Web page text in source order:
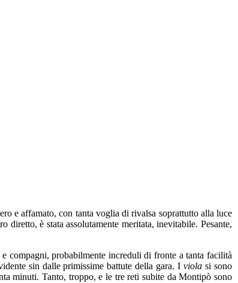
e affamato, con tanta voglia di rivalsa soprattutto alla luce
è stata assolutamente meritata, inevitabile. Pesante,
compagni, probabilmente increduli di fronte a tanta facilità
sin dalle primissime battute della gara. Iviola si sono
minuti. Tanto, troppo, e le tre reti subite da Montipò sono